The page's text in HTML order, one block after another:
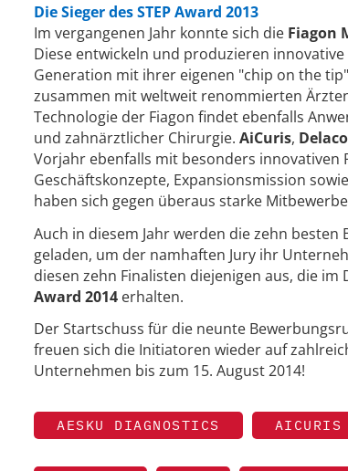
Die Sieger des STEP Award 2013
Im vergangenen Jahr konnte sich die Fiagon
Diese entwickeln und produzieren
Generation mit ihrer eigenen "chip on the
zusammen mit weltweit renommierten
Technologie der Fiagon findet ebenfalls
und zahnärztlicher Chirurgie. AiCuris,
Vorjahr ebenfalls mit besonders
Geschäftskonzepte, Expansionsmission
haben sich gegen überaus starke
Auch in diesem Jahr werden die zehn
geladen, um der namhaften Jury ihr
diesen zehn Finalisten diejenigen aus, die
Award 2014 erhalten.
Der Startschuss für die neunte
freuen sich die Initiatoren wieder auf
Unternehmen bis zum 15. August 2014!
AESKU DIAGNOSTICS AICURIS